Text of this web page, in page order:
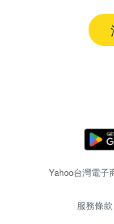
Yahoo台灣電
服務條款